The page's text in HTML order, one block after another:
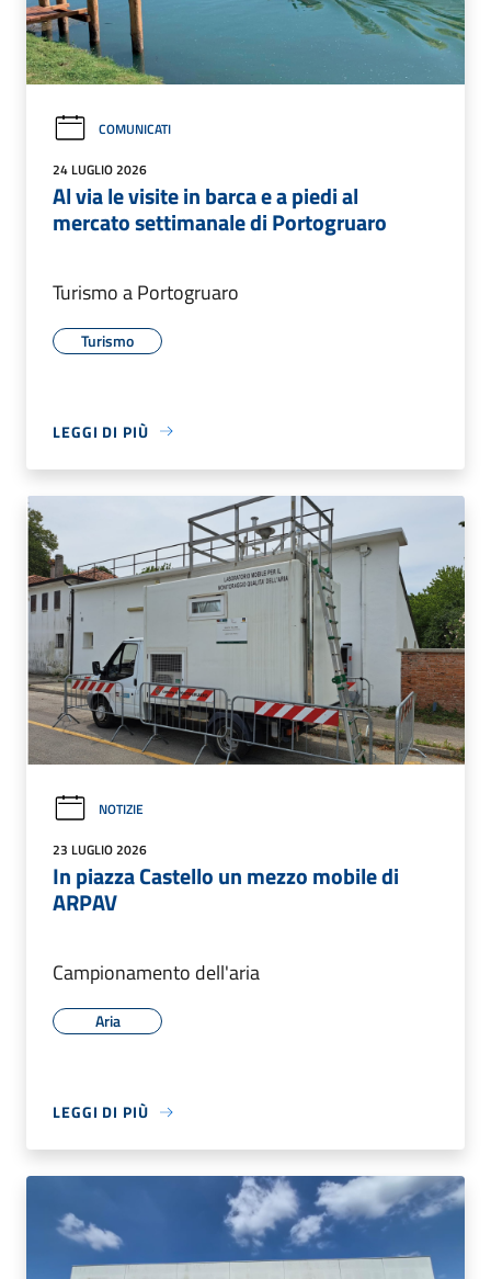
COMUNICATI
24 LUGLIO 2026
Al via le visite in barca e a piedi al
mercato settimanale di Portogruaro
Turismo a Portogruaro
Turismo
LEGGI DI PIÙ
NOTIZIE
23 LUGLIO 2026
In piazza Castello un mezzo mobile di
ARPAV
Campionamento dell'aria
Aria
LEGGI DI PIÙ